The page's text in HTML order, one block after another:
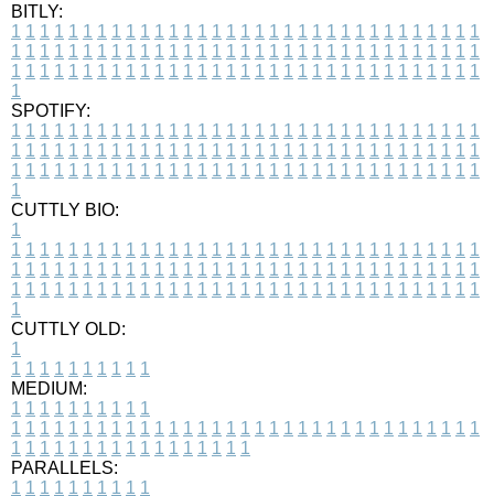
BITLY:
1 1 1 1 1 1 1 1 1 1 1 1 1 1 1 1 1 1 1 1 1 1 1 1 1 1 1 1 1 1 1 1 1
1 1 1 1 1 1 1 1 1 1 1 1 1 1 1 1 1 1 1 1 1 1 1 1 1 1 1 1 1 1 1 1 1
1 1 1 1 1 1 1 1 1 1 1 1 1 1 1 1 1 1 1 1 1 1 1 1 1 1 1 1 1 1 1 1 1
1
SPOTIFY:
1 1 1 1 1 1 1 1 1 1 1 1 1 1 1 1 1 1 1 1 1 1 1 1 1 1 1 1 1 1 1 1 1
1 1 1 1 1 1 1 1 1 1 1 1 1 1 1 1 1 1 1 1 1 1 1 1 1 1 1 1 1 1 1 1 1
1 1 1 1 1 1 1 1 1 1 1 1 1 1 1 1 1 1 1 1 1 1 1 1 1 1 1 1 1 1 1 1 1
1
CUTTLY BIO:
1
1 1 1 1 1 1 1 1 1 1 1 1 1 1 1 1 1 1 1 1 1 1 1 1 1 1 1 1 1 1 1 1 1
1 1 1 1 1 1 1 1 1 1 1 1 1 1 1 1 1 1 1 1 1 1 1 1 1 1 1 1 1 1 1 1 1
1 1 1 1 1 1 1 1 1 1 1 1 1 1 1 1 1 1 1 1 1 1 1 1 1 1 1 1 1 1 1 1 1
1
CUTTLY OLD:
1
1 1 1 1 1 1 1 1 1 1
MEDIUM:
1 1 1 1 1 1 1 1 1 1
1 1 1 1 1 1 1 1 1 1 1 1 1 1 1 1 1 1 1 1 1 1 1 1 1 1 1 1 1 1 1 1 1
1 1 1 1 1 1 1 1 1 1 1 1 1 1 1 1 1
PARALLELS:
1 1 1 1 1 1 1 1 1 1